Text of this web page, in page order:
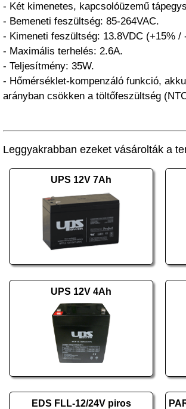
- Két kimenetes, kapcsolóüzemű
- Bemeneti feszültség: 85-264VAC.
- Kimeneti feszültség: 13.8VDC (+15% /
- Maximális terhelés: 2.6A.
- Teljesítmény: 35W.
- Hőmérséklet-kompenzáló funkció,
arányban csökken a töltőfeszültség
Leggyakrabban ezeket vásárolták a
UPS 12V 7Ah
UPS 12V 4Ah
EDS FLL-12/24V piros